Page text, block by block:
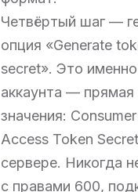
Четвёртый шаг —
опция «Generate
secret». Это
аккаунта — прямая
значения:
Access Token
сервере. Никогда
с правами 600,